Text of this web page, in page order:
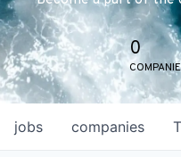
0
jobs companies